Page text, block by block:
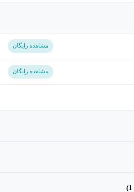
مشاهده رایگان
مشاهده رایگان